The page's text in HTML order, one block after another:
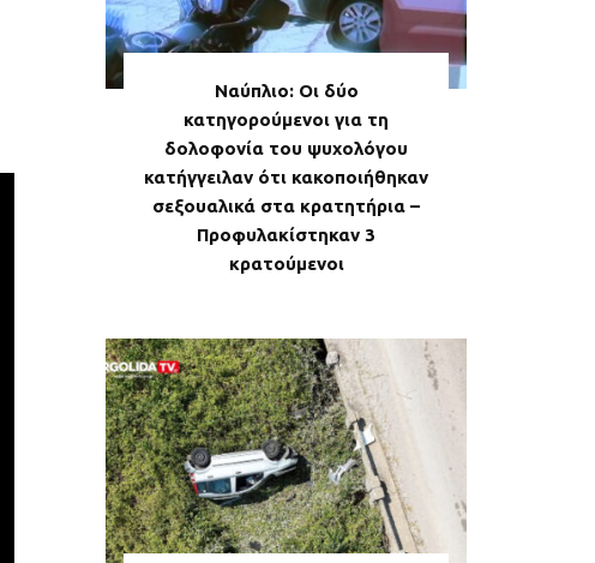
Ναύπλιο: Οι δύο
κατηγορούμενοι για τη
δολοφονία του ψυχολόγου
κατήγγειλαν ότι κακοποιήθηκαν
σεξουαλικά στα κρατητήρια –
Προφυλακίστηκαν 3
κρατούμενοι